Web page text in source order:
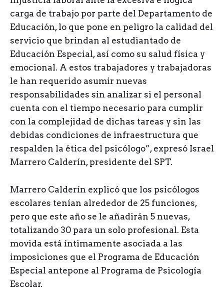
carga de trabajo por parte del Departamento de
Educación, lo que pone en peligro la calidad del
servicio que brindan al estudiantado de
Educación Especial, así como su salud física y
emocional. A estos trabajadores y trabajadoras
le han requerido asumir nuevas
responsabilidades sin analizar si el personal
cuenta con el tiempo necesario para cumplir
con la complejidad de dichas tareas y sin las
debidas condiciones de infraestructura que
respalden la ética del psicólogo”, expresó Israel
Marrero Calderín, presidente del SPT.
Marrero Calderín explicó que los psicólogos
escolares tenían alrededor de 25 funciones,
pero que este año se le añadirán 5 nuevas,
totalizando 30 para un solo profesional. Esta
movida está íntimamente asociada a las
imposiciones que el Programa de Educación
Especial antepone al Programa de Psicología
Escolar.